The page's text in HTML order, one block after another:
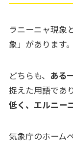
ラニーニャ現象
象」があります。
どちらも、 ある
捉えた用語であり
低く、エルニー
気象庁のホーム